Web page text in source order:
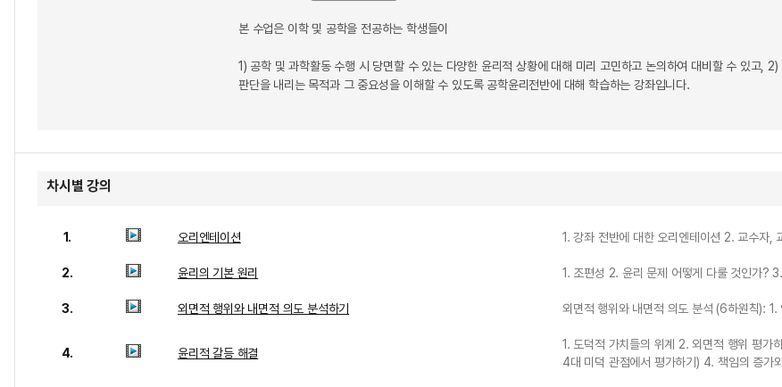
본 수업은 이학 및 공학을 전공하는 학생들이
1) 공학 및 과학활동 수행 시 당면할 수 있는 다양한 윤리적 상황에 대해 미리 고민하고 논의하여 대비할 수 있고,
판단을 내리는 목적과 그 중요성을 이해할 수 있도록 공학윤리전반에 대해 학습하는 강좌입니다.
차시별 강의
1. 오리엔테이션 1. 강좌 전반에 대한 오리엔테이션 2. 교수자,
2. 윤리의 기본 원리 1. 조편성 2. 윤리 문제 어떻게 다룰 것인가?
3. 외면적 행위와 내면적 의도 분석하기 외면적 행위와 내면적 의도 분석 (6하원칙):
4. 윤리적 갈등 해결
1. 도덕적 가치들의 위계 2. 외면적 행위 평가
4대 미덕 관점에서 평가하기) 4. 책임의 증가